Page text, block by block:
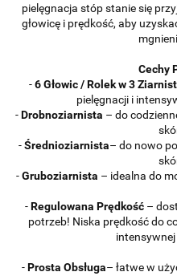
pielęgnacja stóp stanie się
głowicę i prędkość, aby
Cechy
-6 Głowic / Rolek w 3
pielęgnacji i
-Drobnoziarnista – do
-Średnioziarnista– do nowo
-Gruboziarnista – idealna do
-Regulowana Prędkość –
potrzeb! Niska prędkość do
intensywnej
-Prosta Obsługa– łatwe w